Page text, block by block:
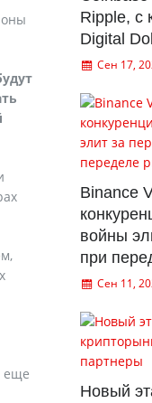
еще
Ripple, с
Digital
Сен 17,
Binance
войны
при
Сен 11,
Новый